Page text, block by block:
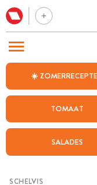
☀️
TOMAAT
SALADES
BEZOEK ONZE ANDERE
WEEKMENU
CHAT MET MAIA